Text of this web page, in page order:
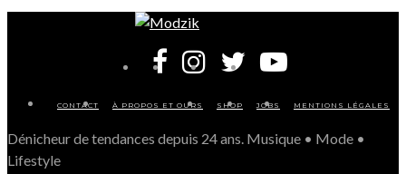
CONTACT À PROPOS ET OURS SHOP JOBS MENTIONS LÉGALES
Dénicheur de tendances depuis 24 ans. Musique • Mode •
Lifestyle